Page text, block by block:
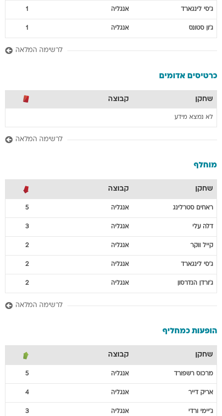
ג'סי לינגארד אנגליה 1
ג'ון סטונס אנגליה 1
לרשימה המלאה
כרטיסים אדומים
שחקן קבוצה
לא נמצא מידע
לרשימה המלאה
מוחלף
שחקן קבוצה
ראחים סטרלינג אנגליה 5
דלה עלי אנגליה 3
קייל ווקר אנגליה 2
ג'סי לינגארד אנגליה 2
ג'ורדן הנדרסון אנגליה 2
לרשימה המלאה
הופעות כמחליף
שחקן קבוצה
מרכוס רשפורד אנגליה 5
אריק דייר אנגליה 4
ג'יימי ורדי אנגליה 3